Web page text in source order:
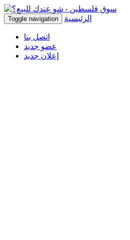
Toggle navigation الرئيسية
اتصل بنا
عضو جديد
إعلان جديد